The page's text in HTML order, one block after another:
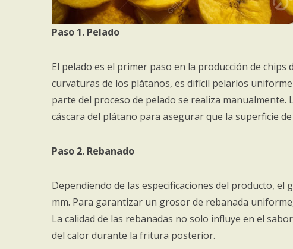
Paso 1. Pelado
El pelado es el primer paso en la producción de
curvaturas de los plátanos, es difícil pelarlos
parte del proceso de pelado se realiza
cáscara del plátano para asegurar que la superficie
Paso 2. Rebanado
Dependiendo de las especificaciones del producto,
mm. Para garantizar un grosor de rebanada
La calidad de las rebanadas no solo influye en el
del calor durante la fritura posterior.